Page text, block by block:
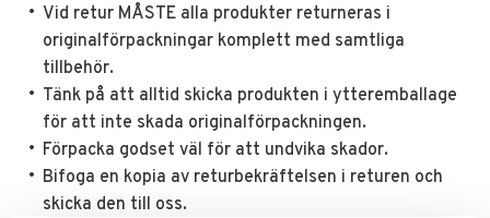
Vid retur MÅSTE alla produkter returneras i
originalförpackningar komplett med samtliga
tillbehör.
Tänk på att alltid skicka produkten i ytteremballage
för att inte skada originalförpackningen.
Förpacka godset väl för att undvika skador.
Bifoga en kopia av returbekräftelsen i returen och
skicka den till oss.